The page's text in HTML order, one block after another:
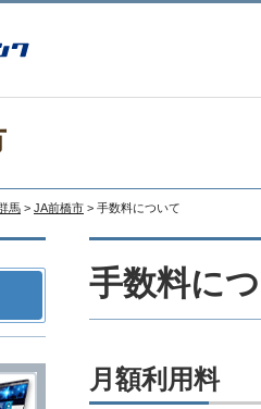
馬 > JA前橋市 > 手数料について
手数料に
月額利用料